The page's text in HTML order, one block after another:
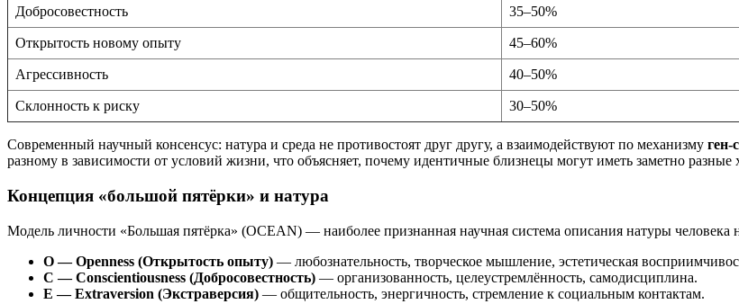
Добросовестность 35–50%
Открытость новому опыту 45–60%
Агрессивность 40–50%
Склонность к риску 30–50%
Современный научный консенсус: натура и среда не противостоят друг другу, а взаимодействуют по механизму ген-
разному в зависимости от условий жизни, что объясняет, почему идентичные близнецы могут иметь заметно разные
Концепция «большой пятёрки» и натура
Модель личности «Большая пятёрка» (OCEAN) — наиболее признанная научная система описания натуры
O — Openness (Открытость опыту) — любознательность, творческое мышление, эстетическая
C — Conscientiousness (Добросовестность) — организованность, целеустремлённость, самодисциплина.
E — Extraversion (Экстраверсия) — общительность, энергичность, стремление к социальным контактам.